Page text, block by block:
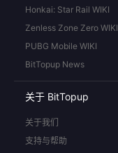
Honkai: Star Rail WIKI
Zenless Zone Zero WIKI
PUBG Mobile WIKI
BitTopup News
关于 BitTopup
关于我们
支持与帮助